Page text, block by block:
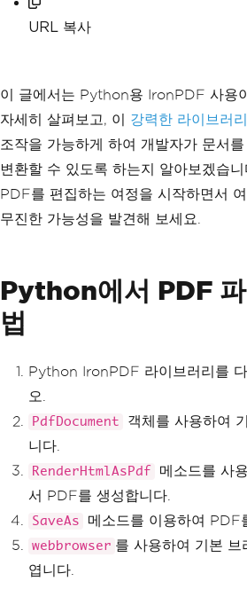
URL 복사
이 글에서는 Python용 IronPDF 사용
자세히 살펴보고, 이 강력한 라이브러
조작을 가능하게 하여 개발자가 문서
변환할 수 있도록 하는지 알아보겠습
PDF를 편집하는 여정을 시작하면서
무진한 가능성을 발견해 보세요.
Python에서 PDF
법
Python IronPDF 라이브러리를 다
오.
PdfDocument
객체를 사용하여
니다.
RenderHtmlAsPdf
메소드를 사
서 PDF를 생성합니다.
SaveAs 메소드를 이용하여 PDF
webbrowser 를 사용하여 기본
엽니다.